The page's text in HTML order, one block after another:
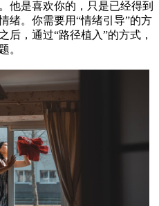
他是喜欢你的，只是已经得到
绪。你需要用“情绪引导”的方
后，通过“路径植入”的方式，
。